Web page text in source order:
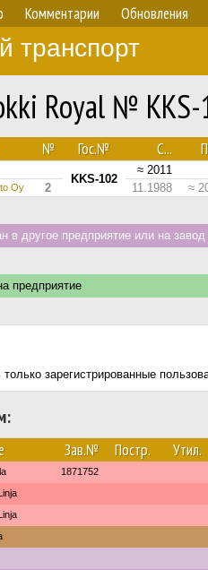
Комментарии Обновления
транспорт
Royal №
№ Гос.№ С...
KKS-102
≈ 2011
Oy 2 11.1988 ≈
в другое предприятие или на завод
предприятие
зарегистрированные
Зав.№ Постр. Утил.
1871752